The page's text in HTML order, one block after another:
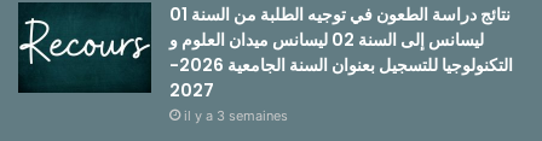
نتائج دراسة الطعون في توجيه الطلبة من السنة 01
ليسانس إلى السنة 02 ليسانس ميدان العلوم و
التكنولوجيا للتسجيل بعنوان السنة الجامعية 2026-
2027
il y a 3 semaines